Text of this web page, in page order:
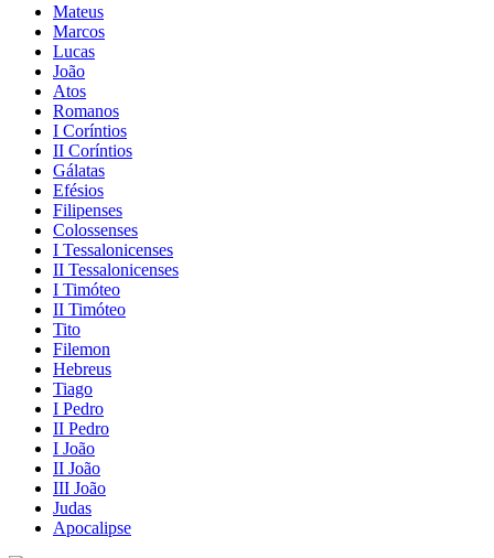
Mateus
Marcos
Lucas
João
Atos
Romanos
I Coríntios
II Coríntios
Gálatas
Efésios
Filipenses
Colossenses
I Tessalonicenses
II Tessalonicenses
I Timóteo
II Timóteo
Tito
Filemon
Hebreus
Tiago
I Pedro
II Pedro
I João
II João
III João
Judas
Apocalipse